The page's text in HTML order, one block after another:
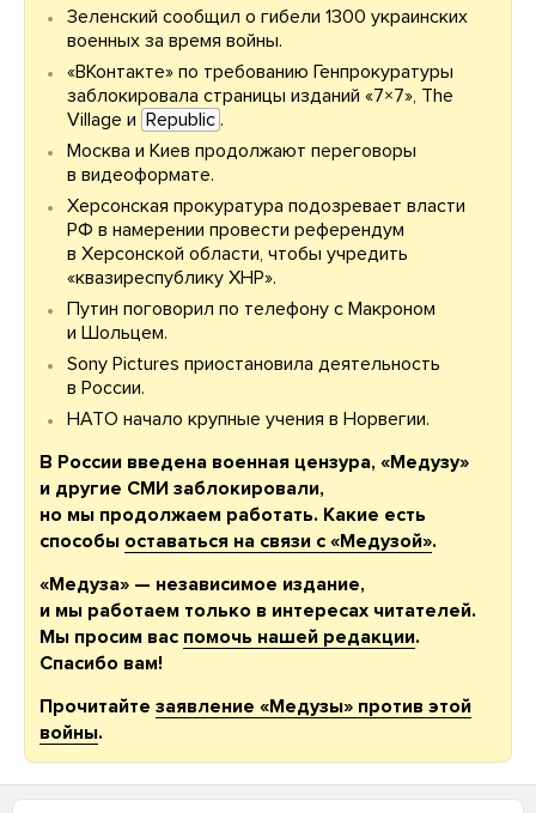
Зеленский сообщил о гибели 1300 украинских
военных за время войны.
«ВКонтакте» по требованию Генпрокуратуры
заблокировала страницы изданий «7×7», The
Village и Republic .
Москва и Киев продолжают переговоры
в видеоформате.
Херсонская прокуратура подозревает власти
РФ в намерении провести референдум
в Херсонской области, чтобы учредить
«квазиреспублику ХНР».
Путин поговорил по телефону с Макроном
и Шольцем.
Sony Pictures приостановила деятельность
в России.
НАТО начало крупные учения в Норвегии.
В России введена военная цензура, «Медузу»
и другие СМИ заблокировали,
но мы продолжаем работать. Какие есть
способы оставаться на связи с «Медузой».
«Медуза» — независимое издание,
и мы работаем только в интересах читателей.
Мы просим вас помочь нашей редакции.
Спасибо вам!
Прочитайте заявление «Медузы» против этой
войны.